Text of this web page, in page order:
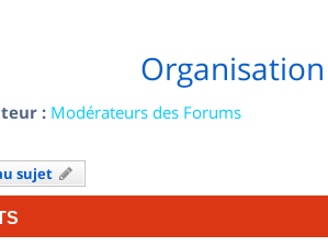
: Modérateurs des Forums
sujet